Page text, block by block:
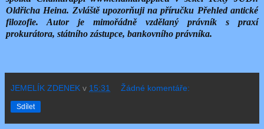
Oldřicha Heina. Zvláště upozorňuji na příručku Přehled antické
filozofie. Autor je mimořádně vzdělaný právník s praxí
prokurátora, státního zástupce, bankovního právníka.
JEMELÍK ZDENEK v 15:31 Žádné komentáře:
Sdílet